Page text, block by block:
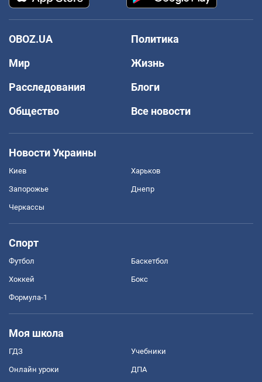
OBOZ.UA
Политика
Мир
Жизнь
Расследования
Блоги
Общество
Все новости
Новости Украины
Киев Харьков
Запорожье Днепр
Черкассы
Спорт
Футбол Баскетбол
Хоккей Бокс
Формула-1
Моя школа
ГДЗ Учебники
Онлайн уроки ДПА